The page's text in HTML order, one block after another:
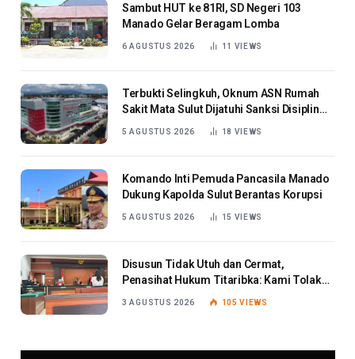
Sambut HUT ke 81RI, SD Negeri 103
Manado Gelar Beragam Lomba
6 AGUSTUS 2026 11 VIEWS
Terbukti Selingkuh, Oknum ASN Rumah
Sakit Mata Sulut Dijatuhi Sanksi Disiplin
5 AGUSTUS 2026 18 VIEWS
Komando Inti Pemuda Pancasila Manado
Dukung Kapolda Sulut Berantas Korupsi
5 AGUSTUS 2026 15 VIEWS
Disusun Tidak Utuh dan Cermat,
Penasihat Hukum Titaribka: Kami Tolak
3 AGUSTUS 2026 105VIEWS